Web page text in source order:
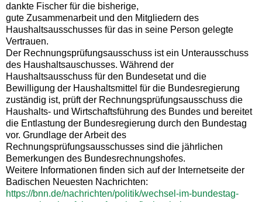
dankte Fischer für die bisherige,
gute Zusammenarbeit und den Mitgliedern des
Haushaltsausschusses für das in seine Person gelegte
Vertrauen.
Der Rechnungsprüfungsausschuss ist ein Unterausschuss
des Haushaltsauschusses. Während der
Haushaltsausschuss für den Bundesetat und die
Bewilligung der Haushaltsmittel für die Bundesregierung
zuständig ist, prüft der Rechnungsprüfungsausschuss die
Haushalts- und Wirtschaftsführung des Bundes und bereitet
die Entlastung der Bundesregierung durch den Bundestag
vor. Grundlage der Arbeit des
Rechnungsprüfungsausschusses sind die jährlichen
Bemerkungen des Bundesrechnungshofes.
Weitere Informationen finden sich auf der Internetseite der
Badischen Neuesten Nachrichten:
https://bnn.de/nachrichten/politik/wechsel-im-bundestag-